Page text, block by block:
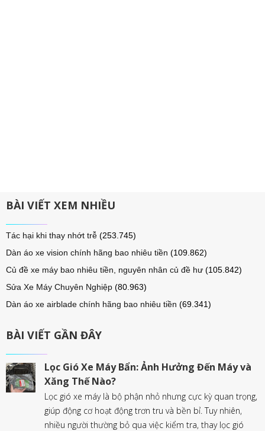
BÀI VIẾT XEM NHIỀU
Tác hại khi thay nhớt trễ (253.745)
Dàn áo xe vision chính hãng bao nhiêu tiền (109.862)
Củ đề xe máy bao nhiêu tiền, nguyên nhân củ đề hư (105.842)
Sửa Xe Máy Chuyên Nghiệp (80.963)
Dàn áo xe airblade chính hãng bao nhiêu tiền (69.341)
BÀI VIẾT GẦN ĐÂY
Lọc Gió Xe Máy Bẩn: Ảnh Hưởng Đến Máy và
Xăng Thế Nào?
Lọc gió xe máy là bộ phận nhỏ nhưng cực kỳ quan trọng,
giúp động cơ hoạt động trơn tru và bền bỉ. Tuy nhiên,
nhiều người thường bỏ qua việc kiểm tra, thay lọc gió